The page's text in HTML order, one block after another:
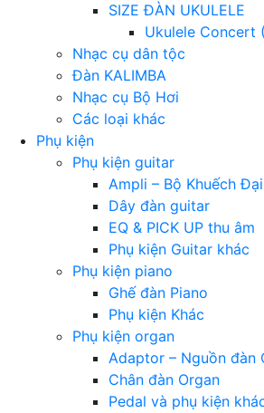
SIZE ĐÀN UKULELE
Ukulele Concert
Nhạc cụ dân tộc
Đàn KALIMBA
Nhạc cụ Bộ Hơi
Các loại khác
Phụ kiện
Phụ kiện guitar
Ampli – Bộ Khuếch
Dây đàn guitar
EQ & PICK UP thu âm
Phụ kiện Guitar khác
Phụ kiện piano
Ghế đàn Piano
Phụ kiện Khác
Phụ kiện organ
Adaptor – Nguồn đàn
Chân đàn Organ
Pedal và phụ kiện